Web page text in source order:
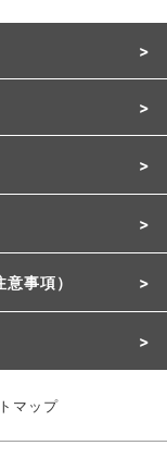
事項）
マップ